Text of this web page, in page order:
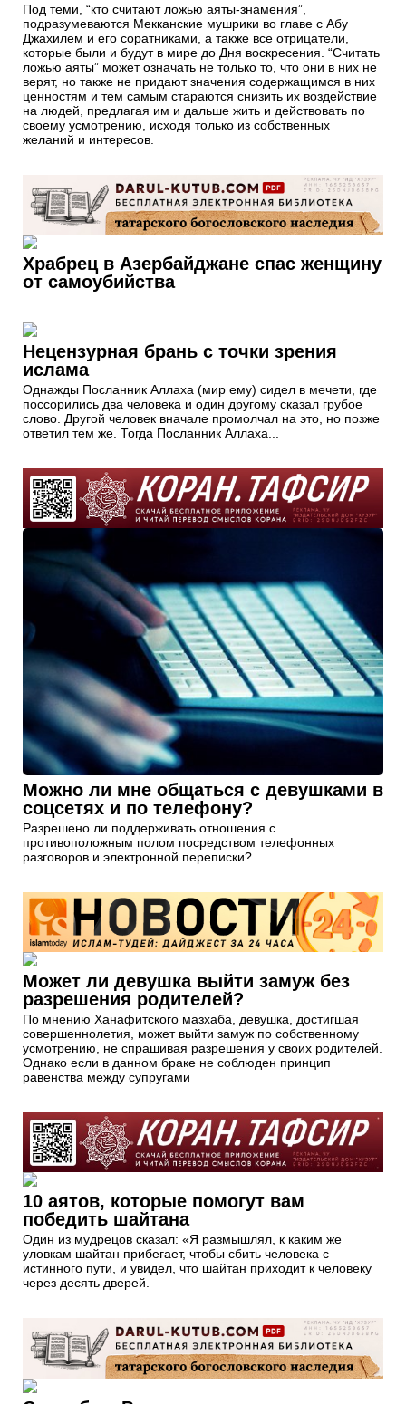
Под теми, “кто считают ложью аяты-знамения”,
подразумеваются Мекканские мушрики во главе с Абу
Джахилем и его соратниками, а также все отрицатели,
которые были и будут в мире до Дня воскресения. “Считать
ложью аяты” может означать не только то, что они в них не
верят, но также не придают значения содержащимся в них
ценностям и тем самым стараются снизить их воздействие
на людей, предлагая им и дальше жить и действовать по
своему усмотрению, исходя только из собственных
желаний и интересов.
Храбрец в Азербайджане спас женщину
от самоубийства
Нецензурная брань с точки зрения
ислама
Однажды Посланник Аллаха (мир ему) сидел в мечети, где
поссорились два человека и один другому сказал грубое
слово. Другой человек вначале промолчал на это, но позже
ответил тем же. Тогда Посланник Аллаха...
Можно ли мне общаться с девушками в
соцсетях и по телефону?
Разрешено ли поддерживать отношения с
противоположным полом посредством телефонных
разговоров и электронной переписки?
Может ли девушка выйти замуж без
разрешения родителей?
По мнению Ханафитского мазхаба, девушка, достигшая
совершеннолетия, может выйти замуж по собственному
усмотрению, не спрашивая разрешения у своих родителей.
Однако если в данном браке не соблюден принцип
равенства между супругами
10 аятов, которые помогут вам
победить шайтана
Один из мудрецов сказал: «Я размышлял, к каким же
уловкам шайтан прибегает, чтобы сбить человека с
истинного пути, и увидел, что шайтан приходит к человеку
через десять дверей.